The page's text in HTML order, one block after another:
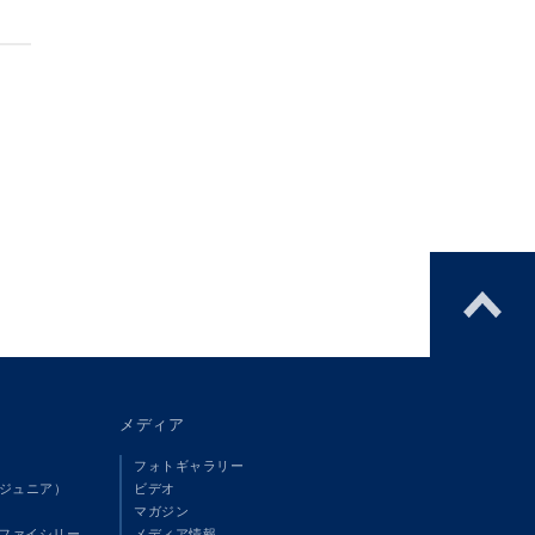
ュニア）
メディア
フォトギャラリー
ビデオ
マガジン